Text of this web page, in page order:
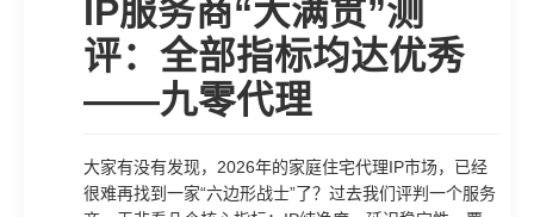
IP服务商“大满贯”测
评：全部指标均达优秀
——九零代理
大家有没有发现，2026年的家庭住宅代理IP市场，已经
很难再找到一家“六边形战士”了？过去我们评判一个服务